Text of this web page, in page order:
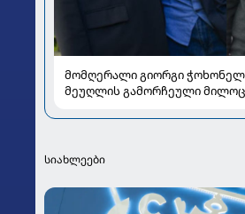
მომღერალი გიორგი
მეუღლის გამორჩეული
სიახლეები